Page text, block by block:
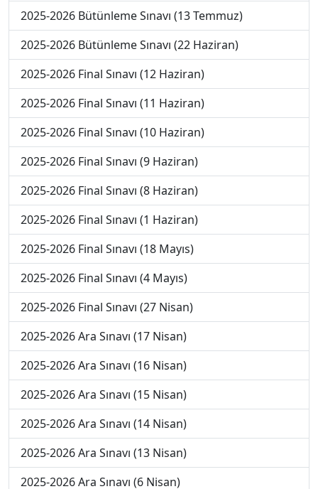
2025-2026 Bütünleme Sınavı (13 Temmuz)
2025-2026 Bütünleme Sınavı (22 Haziran)
2025-2026 Final Sınavı (12 Haziran)
2025-2026 Final Sınavı (11 Haziran)
2025-2026 Final Sınavı (10 Haziran)
2025-2026 Final Sınavı (9 Haziran)
2025-2026 Final Sınavı (8 Haziran)
2025-2026 Final Sınavı (1 Haziran)
2025-2026 Final Sınavı (18 Mayıs)
2025-2026 Final Sınavı (4 Mayıs)
2025-2026 Final Sınavı (27 Nisan)
2025-2026 Ara Sınavı (17 Nisan)
2025-2026 Ara Sınavı (16 Nisan)
2025-2026 Ara Sınavı (15 Nisan)
2025-2026 Ara Sınavı (14 Nisan)
2025-2026 Ara Sınavı (13 Nisan)
2025-2026 Ara Sınavı (6 Nisan)